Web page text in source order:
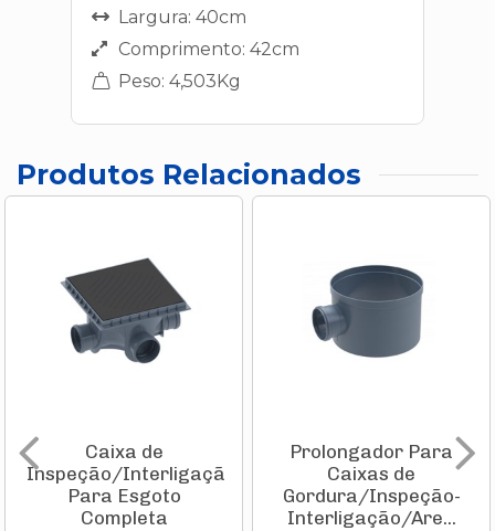
Largura: 40cm
Comprimento: 42cm
Peso: 4,503Kg
Produtos Relacionados
Caixa de
Inspeção/Interligação
Para Esgoto
Completa
Prolongador Para
Caixas de
Gordura/Inspeção-
Interligação/Are...